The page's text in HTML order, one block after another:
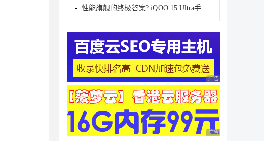
性能旗舰的终极答案? iQOO 15 Ultra手机全面评测
广告 商业广告，理性
广告 商业广告，理性